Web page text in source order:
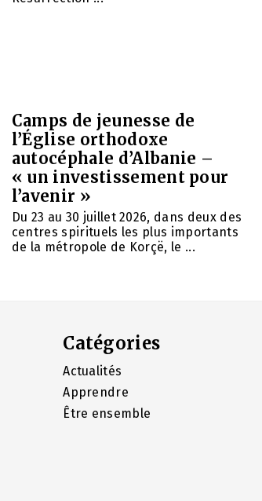
Camps de jeunesse de
l’Église orthodoxe
autocéphale d’Albanie –
« un investissement pour
l’avenir »
Du 23 au 30 juillet 2026, dans deux des
centres spirituels les plus importants
de la métropole de Korçë, le ...
Catégories
Actualités
Apprendre
Être ensemble